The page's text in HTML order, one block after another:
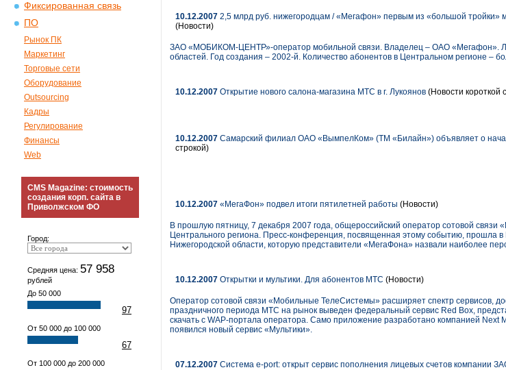
Фиксированная связь
ПО
Рынок ПК
Маркетинг
Торговые сети
Оборудование
Outsourcing
Кадры
Регулирование
Финансы
Web
CMS Magazine: стоимость
создания корп. сайта в
Приволжском ФО
Город:
Средняя цена: 57 958
рублей
До 50 000
97
От 50 000 до 100 000
67
От 100 000 до 200 000
10.12.2007 2,5 млрд руб. нижегородцам / «Мегафон» первым из «большой тройки»
(Новости)
ЗАО «МОБИКОМ-ЦЕНТР»-оператор мобильной связи. Владелец – ОАО «Мегафон».
областей. Год создания – 2002-й. Количество абонентов в Центральном регионе –
10.12.2007 Открытие нового салона-магазина МТС в г. Лукоянов (Новости короткой
10.12.2007 Самарский филиал ОАО «ВымпелКом» (ТМ «Билайн») объявляет о
строкой)
10.12.2007 «МегаФон» подвел итоги пятилетней работы (Новости)
В прошлую пятницу, 7 декабря 2007 года, общероссийский оператор сотовой связи
Центрального региона. Пресс-конференция, посвященная этому событию, прошла
Нижегородской области, которую представители «МегаФона» назвали наиболее
10.12.2007 Открытки и мультики. Для абонентов МТС (Новости)
Оператор сотовой связи «Мобильные ТелеСистемы» расширяет спектр сервисов,
праздничного периода МТС на рынок выведен федеральный сервис Red Box,
скачать с WAP-портала оператора. Само приложение разработано компанией Next
появился новый сервис «Мультики».
07.12.2007 Система e-port: открыт сервис пополнения лицевых счетов компании